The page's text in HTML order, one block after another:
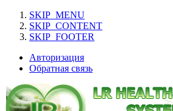
SKIP_MENU
SKIP_CONTENT
SKIP_FOOTER
Авторизация
Обратная связь